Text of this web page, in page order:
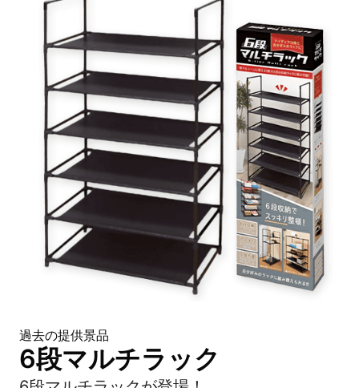
過去の提供景品
6段マルチラック